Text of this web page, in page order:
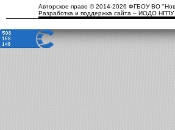
Авторское право © 2014-2026 ФГБОУ ВО
Разработка и поддержка сайта – ИОДО НГПУ